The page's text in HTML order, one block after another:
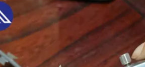
PRODUTOS
SOBRE
NÓS